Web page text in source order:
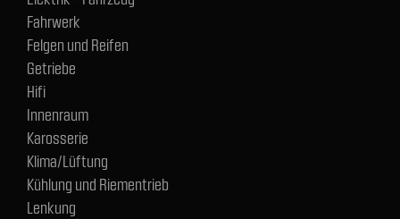
Fahrwerk
Felgen und Reifen
Getriebe
Hifi
Innenraum
Karosserie
Klima/Lüftung
Kühlung und Riementrieb
Lenkung